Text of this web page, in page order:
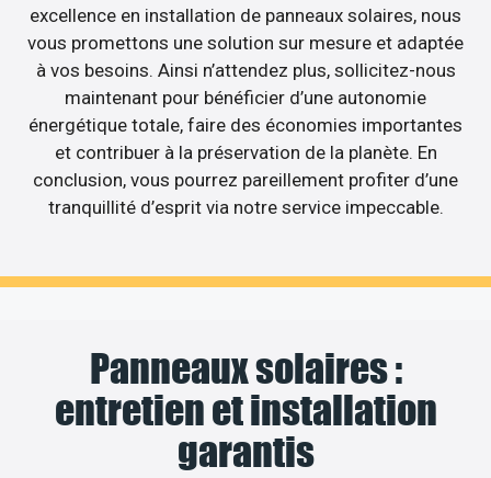
excellence en installation de panneaux solaires, nous
vous promettons une solution sur mesure et adaptée
à vos besoins. Ainsi n’attendez plus, sollicitez-nous
maintenant pour bénéficier d’une autonomie
énergétique totale, faire des économies importantes
et contribuer à la préservation de la planète. En
conclusion, vous pourrez pareillement profiter d’une
tranquillité d’esprit via notre service impeccable.
Panneaux solaires :
entretien et installation
garantis